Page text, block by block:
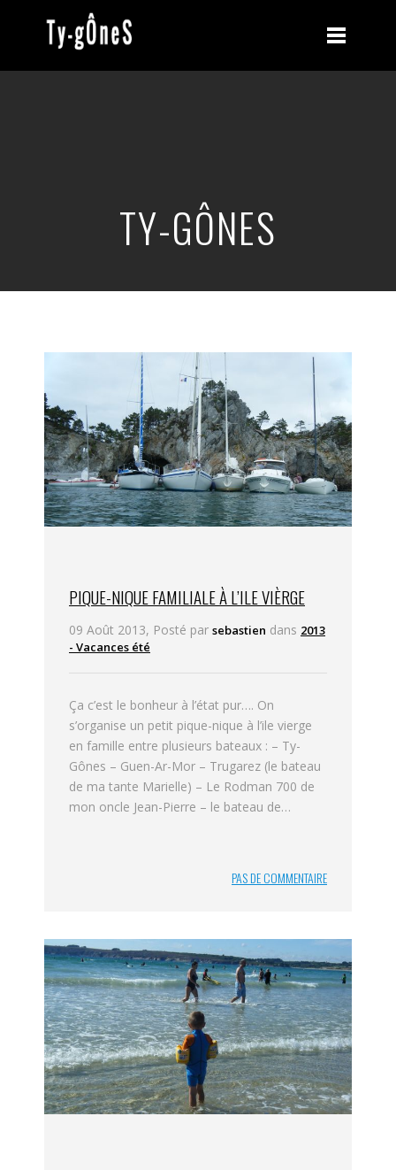
TY-GÔNES
PIQUE-NIQUE FAMILIALE À L’ILE VIÈRGE
09 Août 2013, Posté par sebastien dans 2013
- Vacances été
Ça c’est le bonheur à l’état pur…. On
s’organise un petit pique-nique à l’ile vierge
en famille entre plusieurs bateaux : – Ty-
Gônes – Guen-Ar-Mor – Trugarez (le bateau
de ma tante Marielle) – Le Rodman 700 de
mon oncle Jean-Pierre – le bateau de…
PAS DE COMMENTAIRE